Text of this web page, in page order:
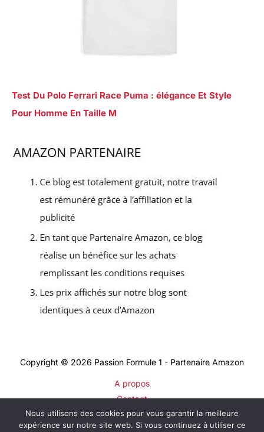
Test Du Polo Ferrari Race Puma : élégance Et Style
Pour Homme En Taille M
Copyright © 2026 Passion Formule 1 - Partenaire Amazon
A propos
Contact
Plan du site
Mentions légales
Nous utilisons des cookies pour vous garantir la meilleure
expérience sur notre site web. Si vous continuez à utiliser ce